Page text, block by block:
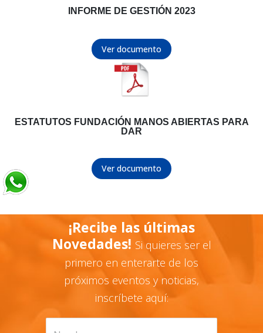
INFORME DE GESTIÓN 2023
Ver documento
ESTATUTOS FUNDACIÓN MANOS ABIERTAS PARA
DAR
Ver documento
¡Recibe las últimas
Novedades! Si quieres ser el
primero en enterarte de los
próximos eventos y noticias,
inscríbete aquí: